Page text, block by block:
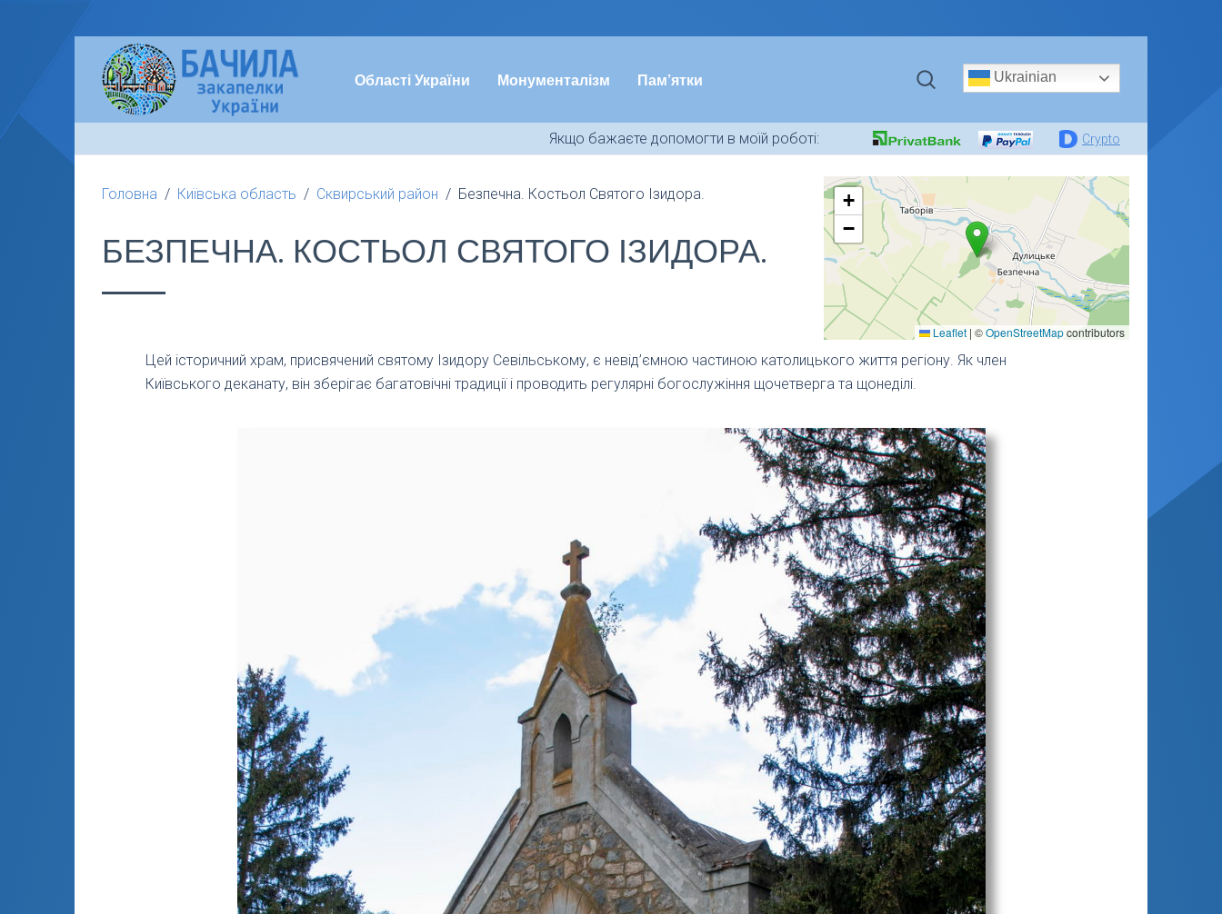
Області України Монументалізм Пам’ятки Ukrainian
Якщо бажаєте допомогти в моїй роботі: Crypto
Головна Київська область Сквирський район Безпечна. Костьол Святого Ізидора.
БЕЗПЕЧНА. КОСТЬОЛ СВЯТОГО ІЗИДОРА.
+
−
Leaflet | ©OpenStreetMapcontributors
Цей історичний храм, присвячений святому Ізидору Севільському, є невід’ємною частиною католицького життя регіону. Як член
Київського деканату, він зберігає багатовічні традиції і проводить регулярні богослужіння щочетверга та щонеділі.